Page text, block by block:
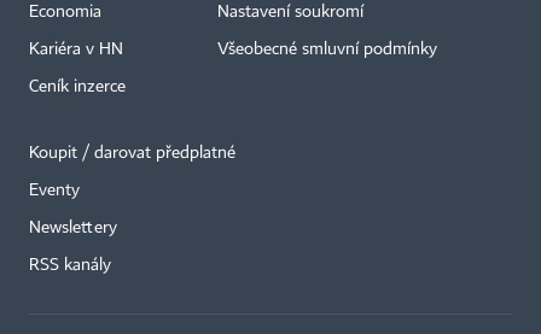
Economia
Kariéra v HN
Ceník inzerce
Nastavení soukromí
Všeobecné smluvní podmínky
Koupit / darovat předplatné
Eventy
Newslettery
RSS kanály